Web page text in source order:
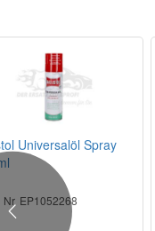
Universalöl Spray
Nr. EP1052268
Previous